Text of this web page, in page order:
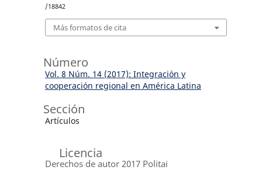
/18842
Más formatos de cita
Número
Vol. 8 Núm. 14 (2017): Integración y
cooperación regional en América Latina
Sección
Artículos
Licencia
Derechos de autor 2017 Politai